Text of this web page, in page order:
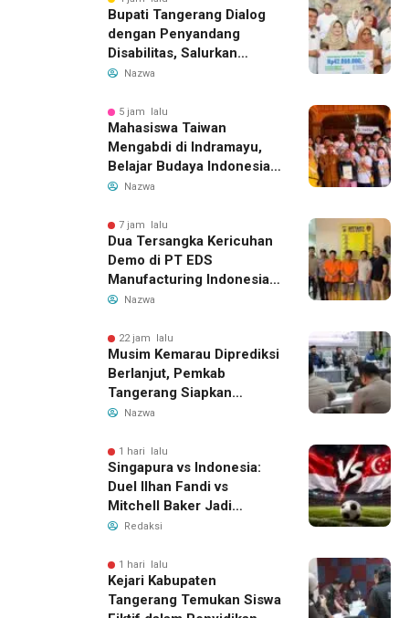
Bupati Tangerang Dialog
dengan Penyandang
Disabilitas, Salurkan
Bantuan dan Tampung
Nazwa
5 jam lalu
Mahasiswa Taiwan
Mengabdi di Indramayu,
Belajar Budaya Indonesia
dan Edukasi Pekerja
Nazwa
7 jam lalu
Dua Tersangka Kericuhan
Demo di PT EDS
Manufacturing Indonesia
Ditahan, Polda Banten
Pengelolaan Limbah
Nazwa
22 jam lalu
Musim Kemarau Diprediksi
Berlanjut, Pemkab
Tangerang Siapkan
Langkah Antisipasi Krisis
Nazwa
1 hari lalu
Singapura vs Indonesia:
Duel Ilhan Fandi vs
Mitchell Baker Jadi
Sorotan di Piala AFF 2026
Redaksi
1 hari lalu
Kejari Kabupaten
Tangerang Temukan Siswa